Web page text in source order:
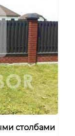
столбами